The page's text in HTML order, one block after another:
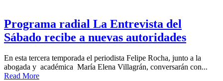
Programa radial La Entrevista del
Sábado recibe a nuevas autoridades
En esta tercera temporada el periodista Felipe Rocha, junto a la
abogada y académica María Elena Villagrán, conversarán con...
Read More